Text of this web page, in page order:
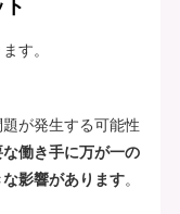
す。
が発生する可能性
働き手に万が一の
影響があります。